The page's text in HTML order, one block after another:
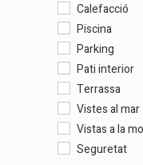
Calefacció
Piscina
Parking
Pati interior
Terrassa
Vistes al mar
Vistas a la
Seguretat